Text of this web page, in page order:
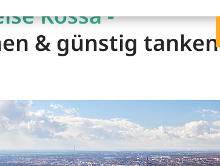
Kossa -
& günstig tanken